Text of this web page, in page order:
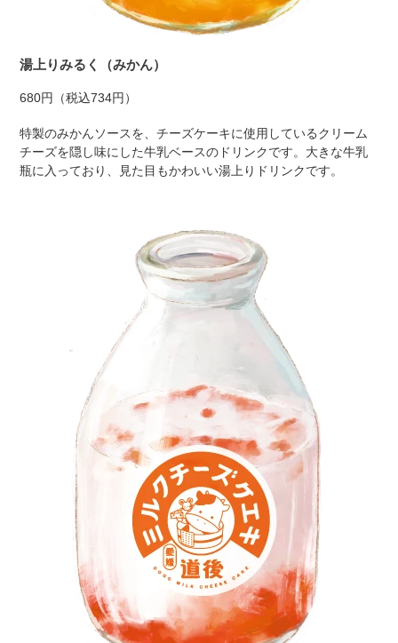
湯上りみるく（みかん）
680円（税込734円）
特製のみかんソースを、チーズケーキに使用しているクリーム
チーズを隠し味にした牛乳ベースのドリンクです。大きな牛乳
瓶に入っており、見た目もかわいい湯上りドリンクです。